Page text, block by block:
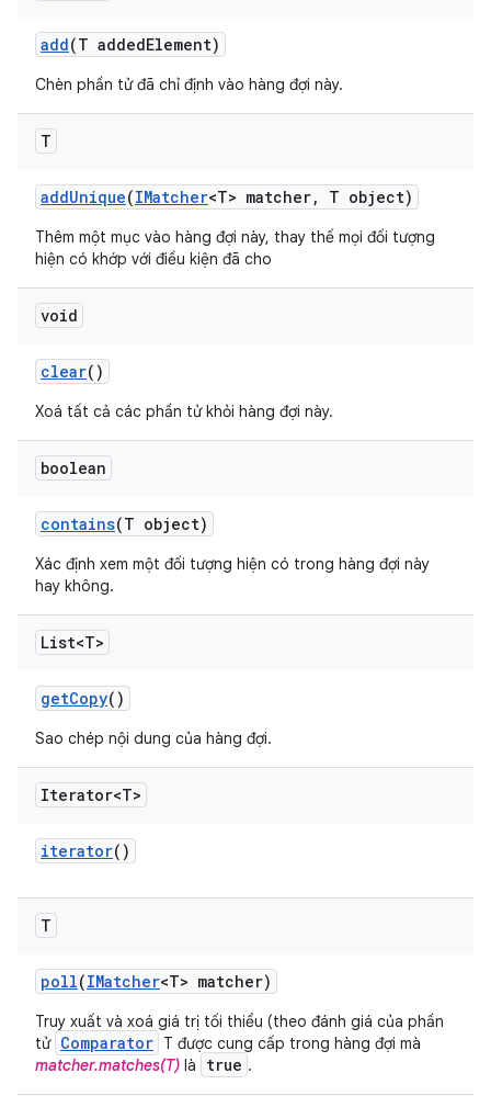
add(T addedElement)
Chèn phần tử đã chỉ định vào hàng đợi này.
T
addUnique(IMatcher<T> matcher, T object)
Thêm một mục vào hàng đợi này, thay thế mọi đối tượng
hiện có khớp với điều kiện đã cho
void
clear()
Xoá tất cả các phần tử khỏi hàng đợi này.
boolean
contains(T object)
Xác định xem một đối tượng hiện có trong hàng đợi này
hay không.
List<T>
getCopy()
Sao chép nội dung của hàng đợi.
Iterator<T>
iterator()
T
poll(IMatcher<T> matcher)
Truy xuất và xoá giá trị tối thiểu (theo đánh giá của phần
tử Comparator T được cung cấp trong hàng đợi mà
matcher.matches(T) là true .